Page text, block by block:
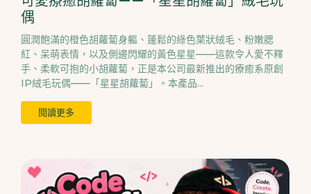
偶
圓潤飽滿的橙色胡蘿蔔身軀、蓬鬆的綠色葉狀絨毛、粉嫩腮
紅、呆萌表情，以及側邊閃耀的黃色星星——這款令人愛不釋
手、柔軟可抱的小胡蘿蔔，正是本公司最新推出的療癒系原創
IP絨毛玩偶——「星星胡蘿蔔」。本產品...
閱讀更多